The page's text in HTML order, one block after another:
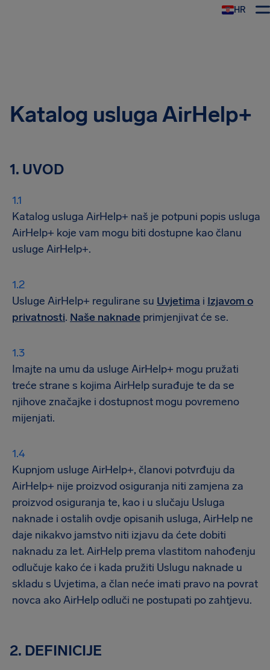
HR
Katalog usluga AirHelp+
1. UVOD
Katalog usluga AirHelp+ naš je potpuni popis usluga
AirHelp+ koje vam mogu biti dostupne kao članu
usluge AirHelp+.
Usluge AirHelp+ regulirane su Uvjetima i Izjavom o
privatnosti. Naše naknade primjenjivat će se.
Imajte na umu da usluge AirHelp+ mogu pružati
treće strane s kojima AirHelp surađuje te da se
njihove značajke i dostupnost mogu povremeno
mijenjati.
Kupnjom usluge AirHelp+, članovi potvrđuju da
AirHelp+ nije proizvod osiguranja niti zamjena za
proizvod osiguranja te, kao i u slučaju Usluga
naknade i ostalih ovdje opisanih usluga, AirHelp ne
daje nikakvo jamstvo niti izjavu da ćete dobiti
naknadu za let. AirHelp prema vlastitom nahođenju
odlučuje kako će i kada pružiti Uslugu naknade u
skladu s Uvjetima, a član neće imati pravo na povrat
novca ako AirHelp odluči ne postupati po zahtjevu.
2. DEFINICIJE